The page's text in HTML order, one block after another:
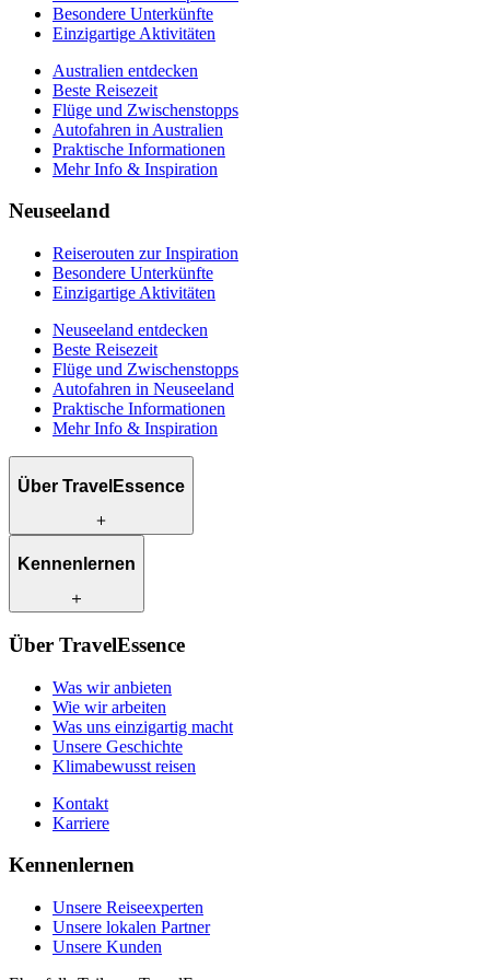
Besondere Unterkünfte
Einzigartige Aktivitäten
Australien entdecken
Beste Reisezeit
Flüge und Zwischenstopps
Autofahren in Australien
Praktische Informationen
Mehr Info & Inspiration
Neuseeland
Reiserouten zur Inspiration
Besondere Unterkünfte
Einzigartige Aktivitäten
Neuseeland entdecken
Beste Reisezeit
Flüge und Zwischenstopps
Autofahren in Neuseeland
Praktische Informationen
Mehr Info & Inspiration
Über TravelEssence
Was wir anbieten
Was uns einzigartig macht
Klimabewusst reisen
Kontakt
Karriere
Kennenlernen
Unsere Reiseexperten
Unsere Kunden
Über TravelEssence
Was wir anbieten
Wie wir arbeiten
Was uns einzigartig macht
Unsere Geschichte
Klimabewusst reisen
Kontakt
Karriere
Kennenlernen
Unsere Reiseexperten
Unsere lokalen Partner
Unsere Kunden